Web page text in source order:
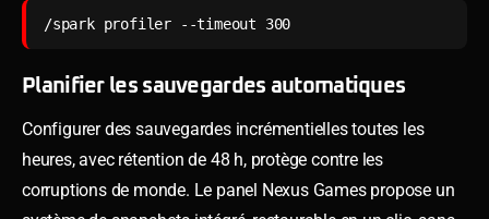
/spark profiler --timeout 300
Planifier les sauvegardes automatiques
Configurer des sauvegardes incrémentielles toutes les
heures, avec rétention de 48 h, protège contre les
corruptions de monde. Le panel Nexus Games propose un